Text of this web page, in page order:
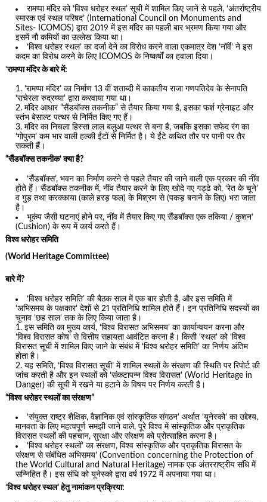
रामप्पा मंदिर को ‘विश्व धरोहर स्थल’ सूची में शामिल किए जाने से पहले, ‘अंतर्राष्ट्रीय
स्मारक एवं स्थल परिषद’ (International Council on Monuments and
Sites- ICOMOS) द्वारा 2019 में इस मंदिर का पहली बार भ्रमण किया गया और
इसमें नौ कमियों का उल्लेख किया था।
‘विश्व धरोहर स्थल’ का दर्जा देने का विरोध करने वाला एकमात्र देश ‘नॉर्वे’ ने इस
कदम का विरोध करने के लिए ICOMOS के निष्कर्षों का हवाला दिया।
‘रामप्पा मंदिर के बारे में:
‘रामप्पा मंदिर’ का निर्माण 13 वीं शताब्दी में काकतीय राजा गणपतिदेव के सेनापति
‘राचेरला रुद्रय्या’ द्वारा करवाया गया था।
मंदिर आधार “सैंडबॉक्स तकनीक” से तैयार किया गया है, इसका फर्श ग्रेनाइट और
स्तंभ बेसाल्ट पत्थर से निर्मित किए गए हैं।
मंदिर का निचला हिस्सा लाल बलुआ पत्थर से बना है, जबकि इसका सफेद रंग का
‘गोपुरम’ कम भार वाली हल्की ईंटों से निर्मित है। ये ईंटे कथित तौर पर पानी पर तैर
सकती हैं।
“सैंडबॉक्स तकनीक’ क्या है?
‘सैंडबॉक्स’, भवन का निर्माण करने से पहले तैयार की जाने वाली एक प्रकार की नींव
होते हैं। सैंडबॉक्स तकनीक में, नींव तैयार करने के लिए खोदे गए गड्ढे को, ‘रेत के चूने’
व गुड़ तथा करक्काया (काले हरड़ फल) के मिश्रण से (पकड़ बनाने के लिए) भरा जाता
है।
भूकंप जैसी घटनाएं होने पर, नींव में तैयार किए गए सैंडबॉक्स एक तकिया / कुशन’
(Cushion) के रूप में कार्य करते हैं।
विश्व धरोहर समिति
(World Heritage Committee)
बारे में?
‘विश्व धरोहर समिति’ की बैठक साल में एक बार होती है, और इस समिति में
‘अभिसमय के पक्षकार’ देशों से 21 प्रतिनिधि शामिल होते हैं। इन प्रतिनिधि सदस्यों का
चुनाव ‘छह साल’ तक के लिए किया जाता है।
इस समिति का मुख्य कार्य, ‘विश्व विरासत अभिसमय’ का कार्यान्वयन करना और
‘विश्व विरासत कोष’ से वित्तीय सहायता आवंटित करना है। किसी ‘स्थल’ को ‘विश्व
विरासत सूची में शामिल किए जाने के संबंध में ‘विश्व धरोहर समिति’ का निर्णय अंतिम
होता है।
यह समिति, ‘विश्व विरासत सूची’ में शामिल स्थलों के संरक्षण की स्थिति पर रिपोर्ट की
जांच करती है और इन स्थलों को ‘संकटापन्न विश्व विरासत’ (World Heritage in
Danger) की सूची में रखने या हटाने के विषय पर निर्णय करती है।
“विश्व धरोहर स्थलों का संरक्षण”
‘संयुक्त राष्ट्र शैक्षिक, वैज्ञानिक एवं सांस्कृतिक संगठन’ अर्थात ‘यूनेस्को’ का उद्देश्य,
मानवता के लिए महत्वपूर्ण समझी जाने वाले, पूरे विश्व में सांस्कृतिक और प्राकृतिक
विरासत स्थलों की पहचान, सुरक्षा और संरक्षण को प्रोत्साहित करना है।
‘विश्व धरोहर स्थलों’ का संरक्षण, विश्व सांस्कृतिक और प्राकृतिक विरासत के
संरक्षण से संबंधित अभिसमय’ (Convention concerning the Protection of
the World Cultural and Natural Heritage) नामक एक अंतरराष्ट्रीय संधि में
सन्निहित है। इस संधि को यूनेस्को द्वारा वर्ष 1972 में अपनाया गया था।
‘विश्व धरोहर स्थल’ हेतु नामांकन प्रक्रिया: